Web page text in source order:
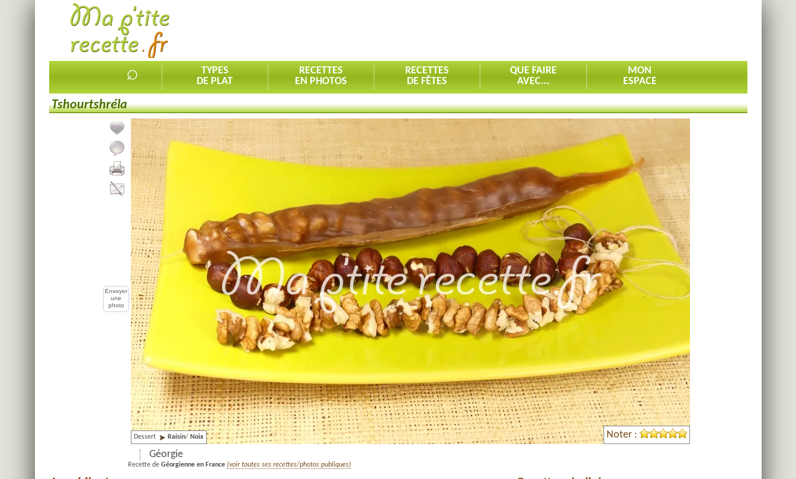
⌕
TYPES
DE PLAT
RECETTES
EN PHOTOS
RECETTES
DE FÊTES
QUE FAIRE
AVEC...
MON
ESPACE
Tshourtshréla
Ajouter la recette à mes favorites
Commenter, noter la recette
Imprimer la recette
Partager cette recette
Envoyer
une
photo
Dessert Raisin/ Noix
Géorgie
Noter :
Recette de Géorgienne en France (voir toutes ses recettes/photos publiques)